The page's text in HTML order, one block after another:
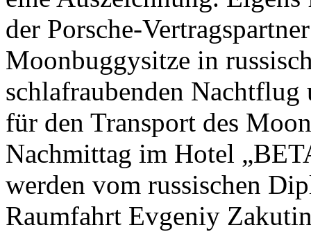
der Porsche-
Moonbuggysitze in
schlafraubenden
für den Transport des
Nachmittag im Hotel
werden vom russischen
Raumfahrt Evgeniy